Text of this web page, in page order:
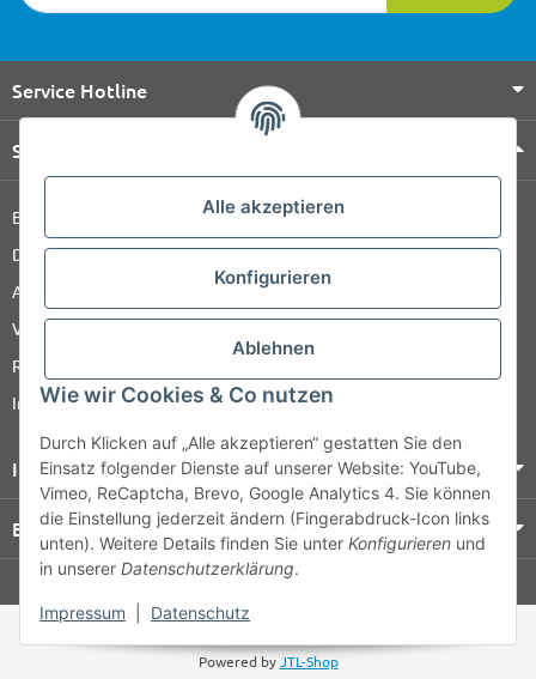
Alle akzeptieren
Konfigurieren
Ablehnen
Wie wir Cookies & Co nutzen
Durch Klicken auf „Alle akzeptieren“ gestatten Sie den
Einsatz folgender Dienste auf unserer Website: YouTube,
Vimeo, ReCaptcha, Brevo, Google Analytics 4. Sie können
die Einstellung jederzeit ändern (Fingerabdruck-Icon links
unten). Weitere Details finden Sie unter Konfigurieren und
in unserer Datenschutzerklärung.
Impressum Datenschutz
Service Hotline
Shop Service
Barrierefreiheitserklärung
Datenschutz
AGB
Versandinformationen
Retour
Impressum
Informationen
Bezahlung & Versand
© HOZ MEDI WERK
* Alle Preise zzgl. gesetzlicher USt., zzgl.
Powered byJTL-Shop